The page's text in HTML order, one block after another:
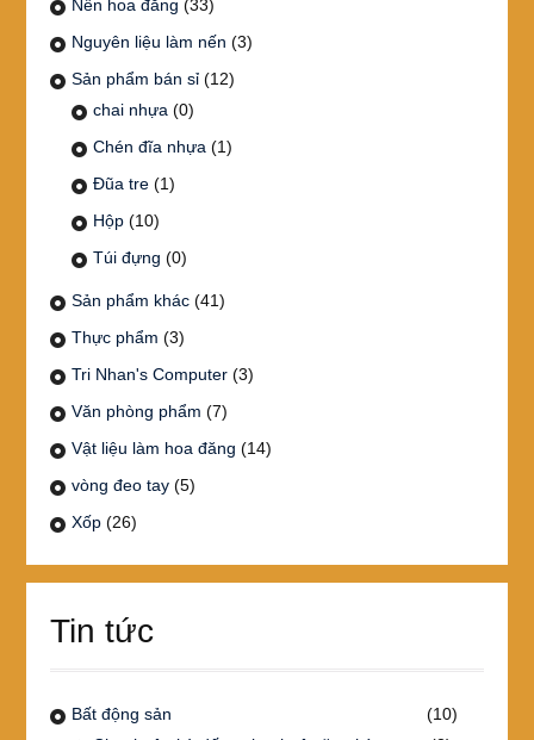
Nến hoa đăng (33)
Nguyên liệu làm nến (3)
Sản phẩm bán sỉ (12)
chai nhựa (0)
Chén đĩa nhựa (1)
Đũa tre (1)
Hộp (10)
Túi đựng (0)
Sản phẩm khác (41)
Thực phẩm (3)
Tri Nhan's Computer (3)
Văn phòng phẩm (7)
Vật liệu làm hoa đăng (14)
vòng đeo tay (5)
Xốp (26)
Tin tức
Bất động sản
(10)